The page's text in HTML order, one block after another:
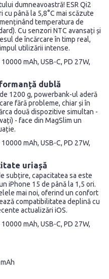
dumneavoastră! ESR Qi2
până la 5,8°C mai scăzute
temperatura de
Cu senzori NTC avansați și
de încărcare în timp real,
utilizării intense.
dublă
1200 g, powerbank-ul aderă
fără probleme, chiar și în
două dispozitive simultan -
- face din MagSlim un
uriașă
subțire, capacitatea sa este
iPhone 15 de până la 1,5 ori.
mai noi, oferind un confort
compatibilitatea deplină cu
actualizări iOS.